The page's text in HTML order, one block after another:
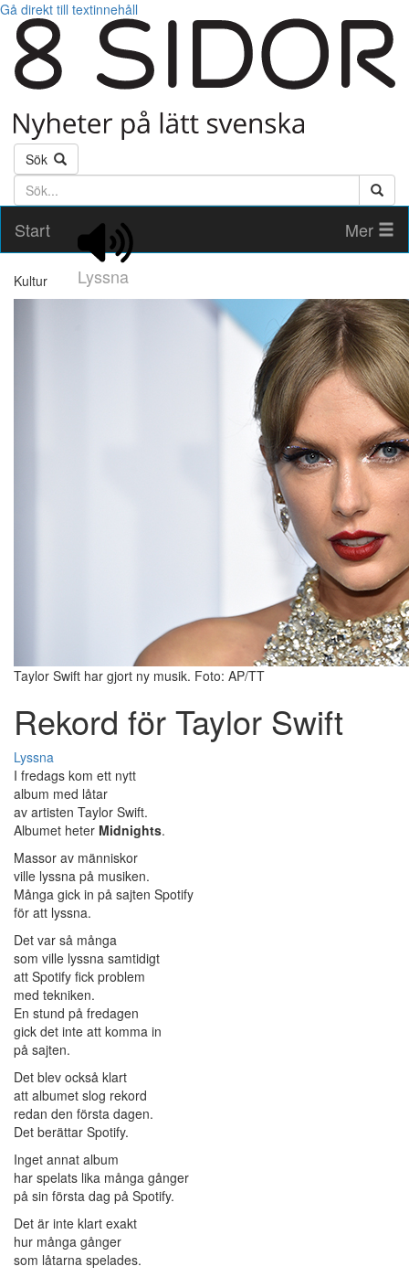
Gå direkt till textinnehåll
Sök
Söktext
Start
Lyssna
Mer
Kultur
Taylor Swift har gjort ny musik. Foto: AP/TT
Rekord för Taylor Swift
Lyssna
I fredags kom ett nytt
album med låtar
av artisten Taylor Swift.
Albumet heter Midnights.
Massor av människor
ville lyssna på musiken.
Många gick in på sajten Spotify
för att lyssna.
Det var så många
som ville lyssna samtidigt
att Spotify fick problem
med tekniken.
En stund på fredagen
gick det inte att komma in
på sajten.
Det blev också klart
att albumet slog rekord
redan den första dagen.
Det berättar Spotify.
Inget annat album
har spelats lika många gånger
på sin första dag på Spotify.
Det är inte klart exakt
hur många gånger
som låtarna spelades.